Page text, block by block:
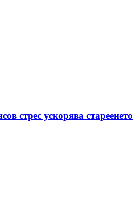
стрес ускорява стареенето